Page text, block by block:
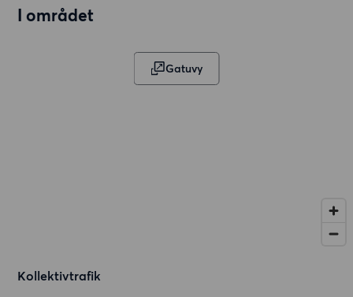
I området
Gatuvy
Kollektivtrafik